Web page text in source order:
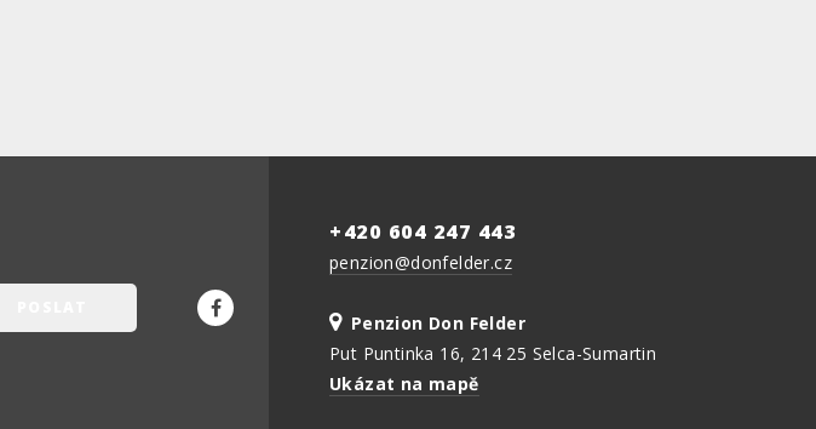
+420 604 247 443
penzion@donfelder.cz
Penzion Don Felder
Put Puntinka 16, 214 25 Selca-Sumartin
Ukázat na mapě